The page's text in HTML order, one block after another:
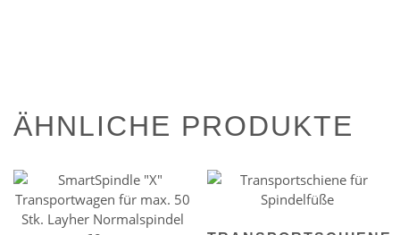
ÄHNLICHE PRODUKTE